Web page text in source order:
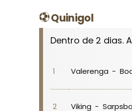
Quinigol
Dentro de 2 dias.
1 Valerenga -
2 Viking -